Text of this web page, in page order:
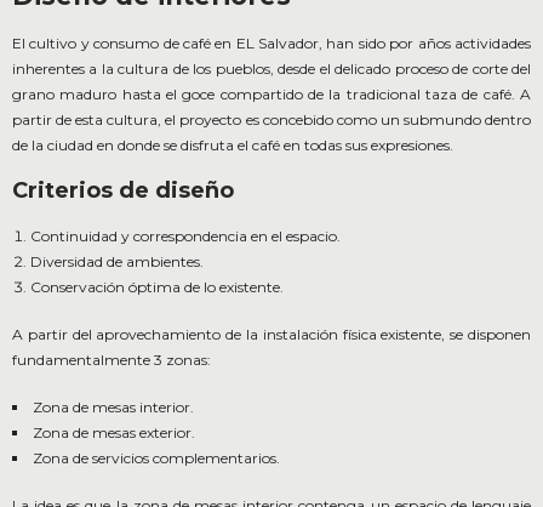
El cultivo y consumo de café en EL Salvador, han sido por años actividades
inherentes a la cultura de los pueblos, desde el delicado proceso de corte del
grano maduro hasta el goce compartido de la tradicional taza de café. A
partir de esta cultura, el proyecto es concebido como un submundo dentro
de la ciudad en donde se disfruta el café en todas sus expresiones.
Criterios de diseño
Continuidad y correspondencia en el espacio.
Diversidad de ambientes.
Conservación óptima de lo existente.
A partir del aprovechamiento de la instalación física existente, se disponen
fundamentalmente 3 zonas:
Zona de mesas interior.
Zona de mesas exterior.
Zona de servicios complementarios.